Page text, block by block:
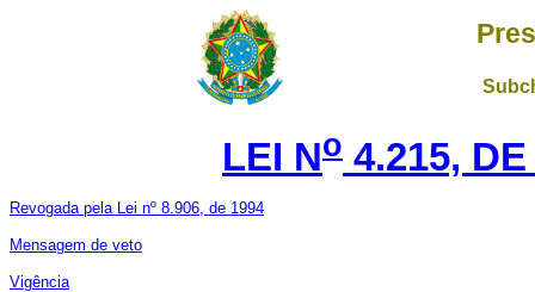
LEI No 4.215,
Revogada pela Lei nº 8.906, de 1994
Mensagem de veto
Vigência